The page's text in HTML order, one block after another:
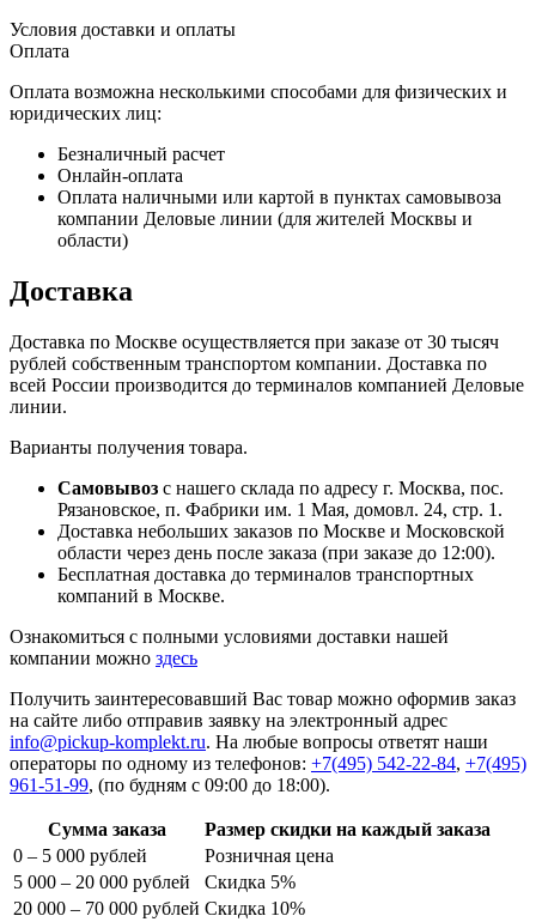
Условия доставки и оплаты
Оплата
Оплата возможна несколькими способами для физических и
юридических лиц:
Безналичный расчет
Онлайн-оплата
Оплата наличными или картой в пунктах самовывоза
компании Деловые линии (для жителей Москвы и
области)
Доставка
Доставка по Москве осуществляется при заказе от 30 тысяч
рублей собственным транспортом компании. Доставка по
всей России производится до терминалов компанией Деловые
линии.
Варианты получения товара.
Самовывоз с нашего склада по адресу г. Москва, пос.
Рязановское, п. Фабрики им. 1 Мая, домовл. 24, стр. 1.
Доставка небольших заказов по Москве и Московской
области через день после заказа (при заказе до 12:00).
Бесплатная доставка до терминалов транспортных
компаний в Москве.
Ознакомиться с полными условиями доставки нашей
компании можно здесь
Получить заинтересовавший Вас товар можно оформив заказ
на сайте либо отправив заявку на электронный адрес
info@pickup-komplekt.ru. На любые вопросы ответят наши
операторы по одному из телефонов: +7(495) 542-22-84, +7(495)
961-51-99, (по будням с 09:00 до 18:00).
Сумма заказа
Размер скидки на каждый заказа
0 – 5 000 рублей
Розничная цена
5 000 – 20 000 рублей
Скидка 5%
20 000 – 70 000 рублей Скидка 10%